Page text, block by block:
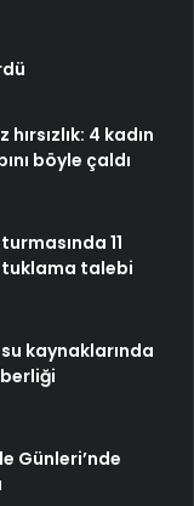
4 kadın
böyle çaldı
11
talebi
kaynaklarında
Günleri’nde